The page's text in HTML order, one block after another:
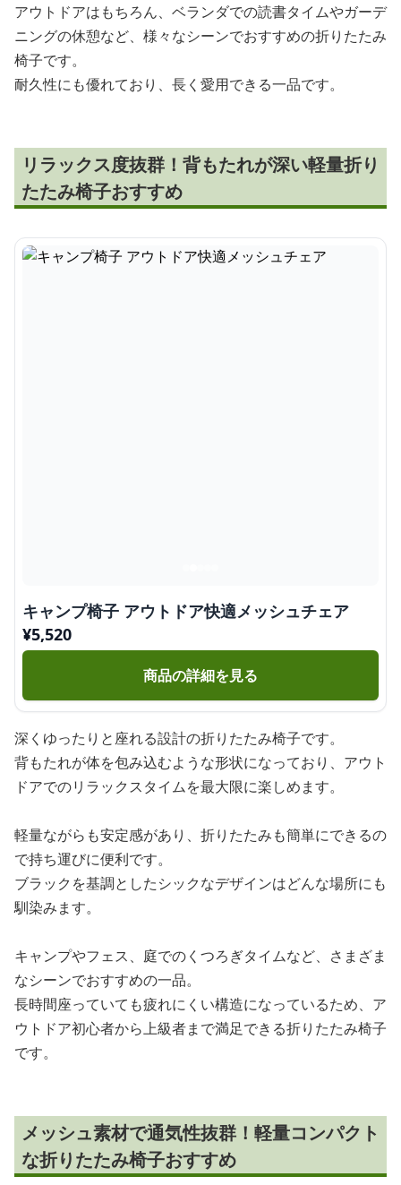
アウトドアはもちろん、ベランダでの読書タイムやガーデ
ニングの休憩など、様々なシーンでおすすめの折りたたみ
椅子です。
耐久性にも優れており、長く愛用できる一品です。
リラックス度抜群！背もたれが深い軽量折り
たたみ椅子おすすめ
キャンプ椅子 アウトドア快適メッシュチェア
¥5,520
商品の詳細を見る
深くゆったりと座れる設計の折りたたみ椅子です。
背もたれが体を包み込むような形状になっており、アウト
ドアでのリラックスタイムを最大限に楽しめます。
軽量ながらも安定感があり、折りたたみも簡単にできるの
で持ち運びに便利です。
ブラックを基調としたシックなデザインはどんな場所にも
馴染みます。
キャンプやフェス、庭でのくつろぎタイムなど、さまざま
なシーンでおすすめの一品。
長時間座っていても疲れにくい構造になっているため、ア
ウトドア初心者から上級者まで満足できる折りたたみ椅子
です。
メッシュ素材で通気性抜群！軽量コンパクト
な折りたたみ椅子おすすめ